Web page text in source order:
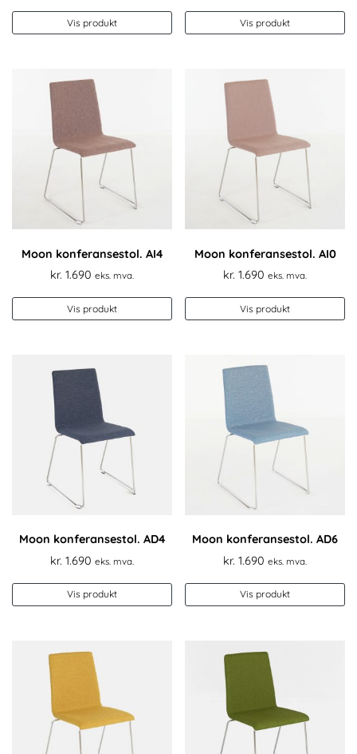
Vis produkt Vis produkt
Moon konferansestol. AI4
kr. 1.690 eks. mva.
Vis produkt
Moon konferansestol. AI0
kr. 1.690 eks. mva.
Vis produkt
Moon konferansestol. AD4
kr. 1.690 eks. mva.
Vis produkt
Moon konferansestol. AD6
kr. 1.690 eks. mva.
Vis produkt